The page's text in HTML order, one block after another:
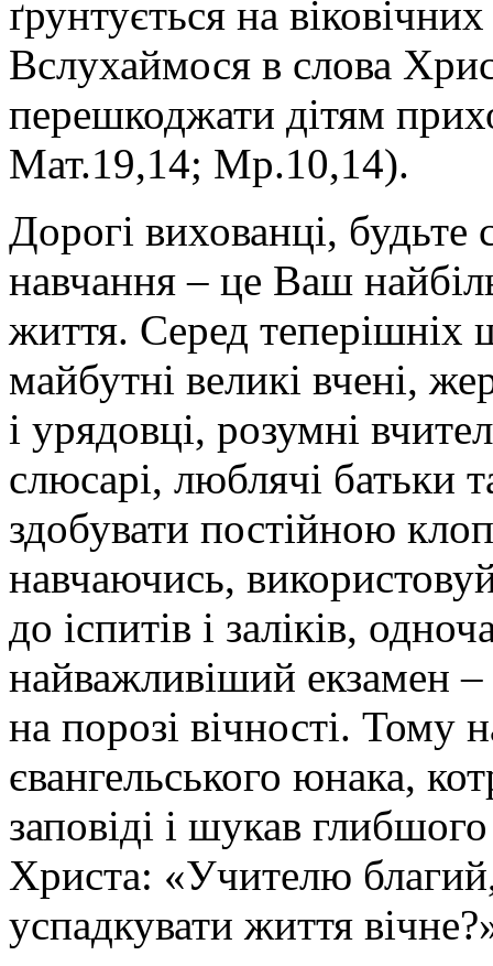
ґрунтується на
Вслухаймося в слова
перешкоджати дітям
Мат.19,14; Мр.10,14).
Дорогі вихованці,
навчання – це Ваш
життя. Серед теперішніх
майбутні великі вчені,
і урядовці, розумні
слюсарі, люблячі батьки
здобувати постійною
навчаючись,
до іспитів і заліків,
найважливіший екзамен
на порозі вічності. Тому
євангельського юнака,
заповіді і шукав
Христа: «Учителю
успадкувати життя